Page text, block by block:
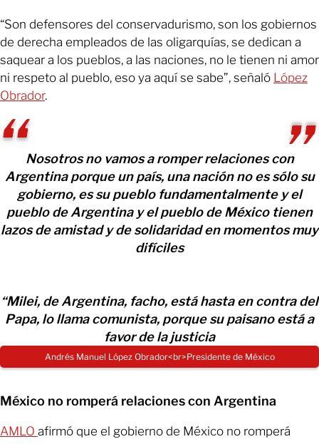
“Son defensores del conservadurismo, son los gobiernos
de derecha empleados de las oligarquías, se dedican a
saquear a los pueblos, a las naciones, no le tienen ni amor
ni respeto al pueblo, eso ya aquí se sabe”, señaló López
Obrador.
Nosotros no vamos a romper relaciones con
Argentina porque un país, una nación no es sólo su
gobierno, es su pueblo fundamentalmente y el
pueblo de Argentina y el pueblo de México tienen
lazos de amistad y de solidaridad en momentos muy
difíciles
“Milei, de Argentina, facho, está hasta en contra del
Papa, lo llama comunista, porque su paisano está a
favor de la justicia
Andrés Manuel López Obrador<br>Presidente de México
México no romperá relaciones con Argentina
AMLO afirmó que el gobierno de México no romperá